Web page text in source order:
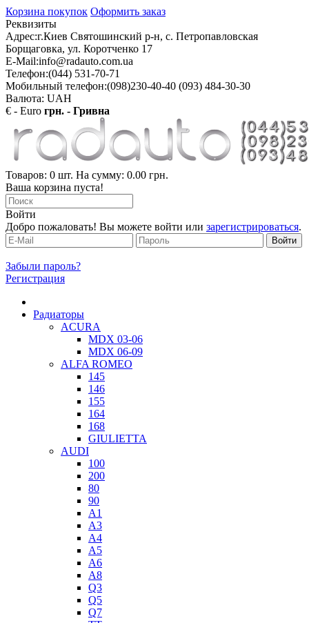
Корзина покупок Оформить заказ
Реквизиты
Адрес:г.Киев Святошинский р-н, с. Петропавловская
Борщаговка, ул. Коротченко 17
E-Mail:info@radauto.com.ua
Телефон:(044) 531-70-71
Мобильный телефон:(098)230-40-40 (093) 484-30-30
Валюта: UAH
€ - Euro грн. - Гривна
Товаров: 0 шт. На сумму: 0.00 грн.
Ваша корзина пуста!
Войти
Добро пожаловать! Вы можете войти или зарегистрироваться.
Забыли пароль?
Регистрация
Радиаторы
ACURA
MDX 03-06
MDX 06-09
ALFA ROMEO
145
146
155
164
168
GIULIETTA
AUDI
100
200
80
90
A1
A3
A4
A5
A6
A8
Q3
Q5
Q7